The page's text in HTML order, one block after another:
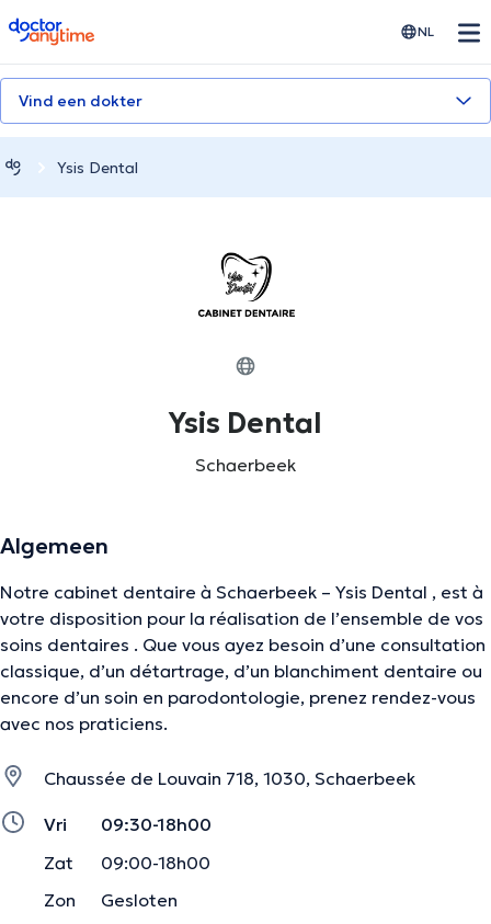
doctoranytime NL
Vind een dokter
Ysis Dental
Ysis Dental
Schaerbeek
Algemeen
Notre cabinet dentaire à Schaerbeek – Ysis Dental , est à
votre disposition pour la réalisation de l’ensemble de vos
soins dentaires . Que vous ayez besoin d’une consultation
classique, d’un détartrage, d’un blanchiment dentaire ou
encore d’un soin en parodontologie, prenez rendez-vous
avec nos praticiens.
Chaussée de Louvain 718, 1030, Schaerbeek
Vri
09:30-18h00
Zat
09:00-18h00
Zon
Gesloten